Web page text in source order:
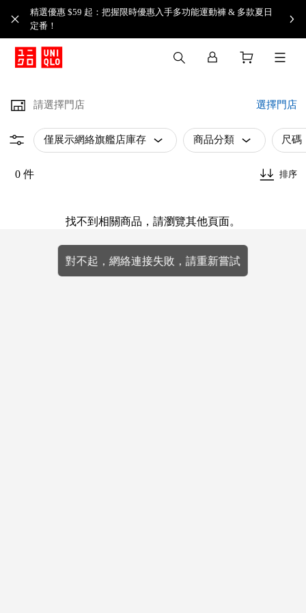
精選優惠 $59 起：把握限時優惠入手多功能運動褲 & 多款夏日
定番！​
請選擇門店 選擇門店
僅展示網絡旗艦店庫存 商品分類 尺碼
0 件 排序
找不到相關商品，請瀏覽其他頁面。
對不起，網絡連接失敗，請重新嘗試